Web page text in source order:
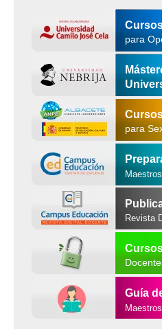
para
para
Revista
Guía